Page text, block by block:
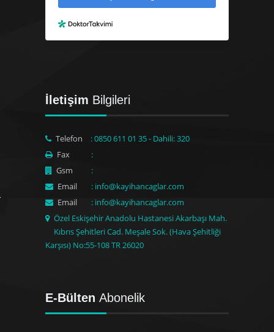
İletişim Bilgileri
Telefon
: 0850 611 01 35 - Dahili: 320
Fax
:
Gsm
:
Email
: info@kayihancaglar.com
Email
: info@kayihancaglar.com
Özel Eskişehir Anadolu Hastanesi Akarbaşı Mah.
Kıbrıs Şehitleri Cad. Meşale Sok. (Hava Şehitliği
Karşısı) No:55-108 TR 26020
E-Bülten Abonelik